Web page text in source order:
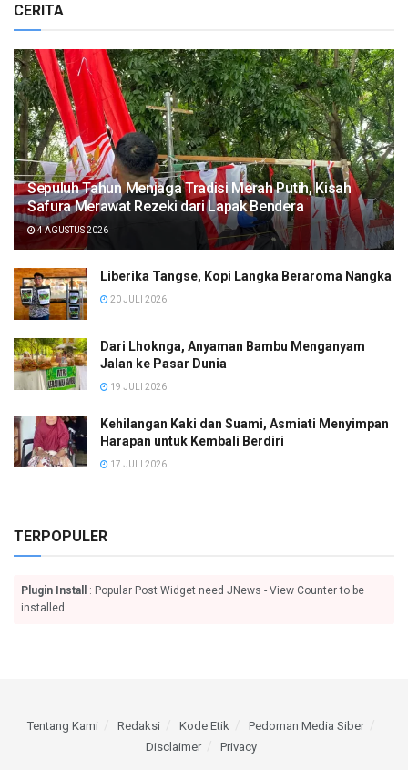
CERITA
Sepuluh Tahun Menjaga Tradisi Merah Putih, Kisah
Safura Merawat Rezeki dari Lapak Bendera
4 AGUSTUS 2026
Liberika Tangse, Kopi Langka Beraroma Nangka
20 JULI 2026
Dari Lhoknga, Anyaman Bambu Menganyam
Jalan ke Pasar Dunia
19 JULI 2026
Kehilangan Kaki dan Suami, Asmiati Menyimpan
Harapan untuk Kembali Berdiri
17 JULI 2026
TERPOPULER
Plugin Install
: Popular Post Widget need JNews - View Counter to be
installed
Tentang Kami Redaksi Kode Etik
Pedoman Media Siber
Disclaimer
Privacy